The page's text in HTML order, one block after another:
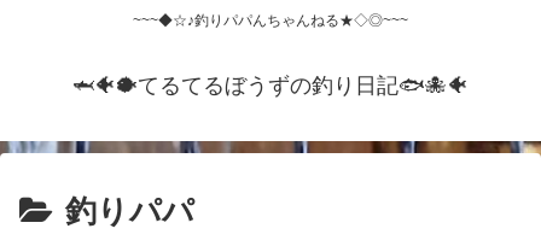
~~~◆☆♪釣りパパんちゃんねる★◇◎~~~
🦈🐠🐡てるてるぼうずの釣り日記🐟️🐙🐠
釣りパパ